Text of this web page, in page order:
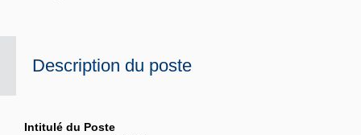
Description du poste
Intitulé du Poste